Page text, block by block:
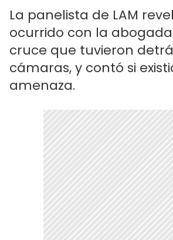
La panelista de LAM
ocurrido con la
cruce que tuvieron
cámaras, y contó si
amenaza.